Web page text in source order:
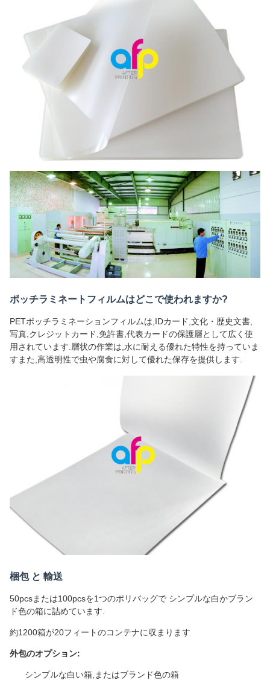
ポッチラミネートフィルムはどこで使われますか?
PETポッチラミネーションフィルムは,IDカード,文化・歴史文書,
写真,クレジットカード,免許書,代表カードの保護層として広く使
用されています.層状の作業は,水に耐える優れた特性を持っていま
すまた,高透明性で虫や腐食に対して優れた保存を提供します.
梱包 と 輸送
50pcsまたは100pcsを1つのポリバッグで シンプルな白かブラン
ド色の箱に詰めています.
約1200箱が20フィートのコンテナに収まります
外包のオプション:
シンプルな白い箱,またはブランド色の箱